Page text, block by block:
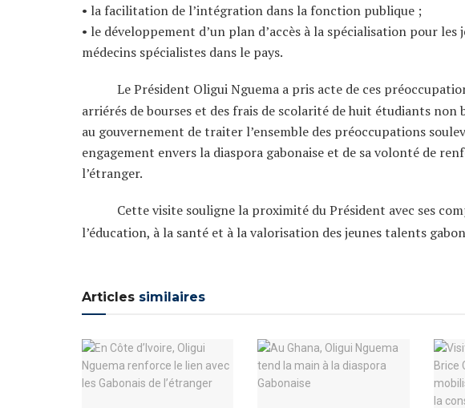
• la facilitation de l’intégration dans la fonction publique ;
• le développement d’un plan d’accès à la spécialisation pour
médecins spécialistes dans le pays.
Le Président Oligui Nguema a pris acte de ces
arriérés de bourses et des frais de scolarité de huit étudiants non
au gouvernement de traiter l’ensemble des préoccupations
engagement envers la diaspora gabonaise et de sa volonté de
l’étranger.
Cette visite souligne la proximité du Président avec ses
l’éducation, à la santé et à la valorisation des jeunes talents
Articles similaires